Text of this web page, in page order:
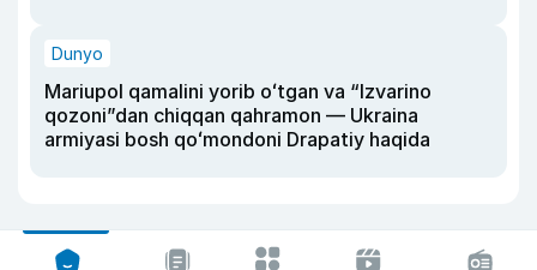
Dunyo
Mariupol qamalini yorib oʻtgan va “Izvarino
qozoni”dan chiqqan qahramon — Ukraina
armiyasi bosh qoʻmondoni Drapatiy haqida